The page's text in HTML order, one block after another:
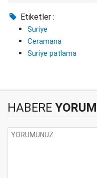
Etiketler :
Suriye
Ceramana
Suriye patlama
HABERE